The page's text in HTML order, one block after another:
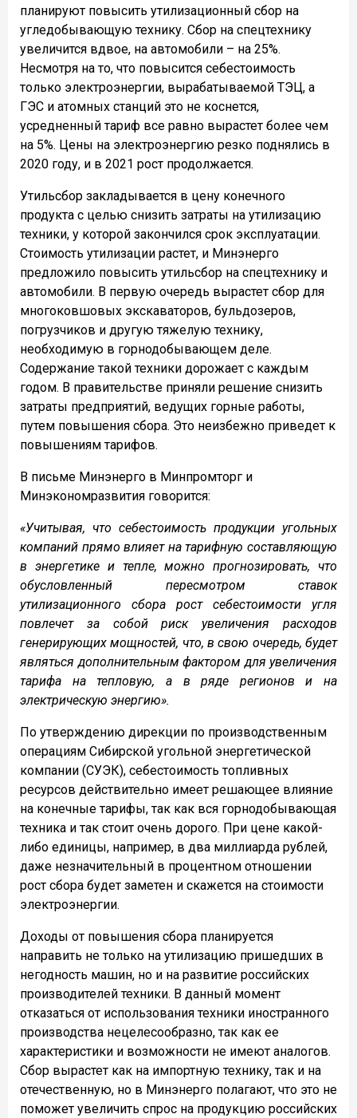
планируют повысить утилизационный сбор на
угледобывающую технику. Сбор на спецтехнику
увеличится вдвое, на автомобили – на 25%.
Несмотря на то, что повысится себестоимость
только электроэнергии, вырабатываемой ТЭЦ, а
ГЭС и атомных станций это не коснется,
усредненный тариф все равно вырастет более чем
на 5%. Цены на электроэнергию резко поднялись в
2020 году, и в 2021 рост продолжается.
Утильсбор закладывается в цену конечного
продукта с целью снизить затраты на утилизацию
техники, у которой закончился срок эксплуатации.
Стоимость утилизации растет, и Минэнерго
предложило повысить утильсбор на спецтехнику и
автомобили. В первую очередь вырастет сбор для
многоковшовых экскаваторов, бульдозеров,
погрузчиков и другую тяжелую технику,
необходимую в горнодобывающем деле.
Содержание такой техники дорожает с каждым
годом. В правительстве приняли решение снизить
затраты предприятий, ведущих горные работы,
путем повышения сбора. Это неизбежно приведет к
повышениям тарифов.
В письме Минэнерго в Минпромторг и
Минэкономразвития говорится:
«Учитывая, что себестоимость продукции угольных
компаний прямо влияет на тарифную составляющую
в энергетике и тепле, можно прогнозировать, что
обусловленный пересмотром ставок
утилизационного сбора рост себестоимости угля
повлечет за собой риск увеличения расходов
генерирующих мощностей, что, в свою очередь, будет
являться дополнительным фактором для увеличения
тарифа на тепловую, а в ряде регионов и на
электрическую энергию».
По утверждению дирекции по производственным
операциям Сибирской угольной энергетической
компании (СУЭК), себестоимость топливных
ресурсов действительно имеет решающее влияние
на конечные тарифы, так как вся горнодобывающая
техника и так стоит очень дорого. При цене какой-
либо единицы, например, в два миллиарда рублей,
даже незначительный в процентном отношении
рост сбора будет заметен и скажется на стоимости
электроэнергии.
Доходы от повышения сбора планируется
направить не только на утилизацию пришедших в
негодность машин, но и на развитие российских
производителей техники. В данный момент
отказаться от использования техники иностранного
производства нецелесообразно, так как ее
характеристики и возможности не имеют аналогов.
Сбор вырастет как на импортную технику, так и на
отечественную, но в Минэнерго полагают, что это не
поможет увеличить спрос на продукцию российских